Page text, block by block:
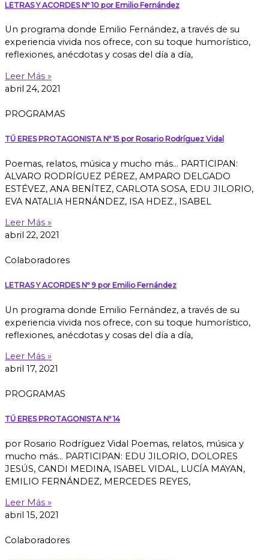
LETRAS Y ACORDES Nº 10 por Emilio Fernández
Un programa donde Emilio Fernández, a través de su
experiencia vivida nos ofrece, con su toque humorístico,
reflexiones, anécdotas y cosas del día a día,
Leer Más »
abril 24, 2021
PROGRAMAS
TÚ ERES PROTAGONISTA Nº 15 por Rosario Rodríguez Vidal
Poemas, relatos, música y mucho más… PARTICIPAN:
ALVARO RODRÍGUEZ PÉREZ, AMPARO DELGADO
ESTÉVEZ, ANA BENÍTEZ, CARLOTA SOSA, EDU JILORIO,
EVA NATALIA HERNÁNDEZ, ISA HDEZ., ISABEL
Leer Más »
abril 22, 2021
Colaboradores
LETRAS Y ACORDES Nº 9 por Emilio Fernández
Un programa donde Emilio Fernández, a través de su
experiencia vivida nos ofrece, con su toque humorístico,
reflexiones, anécdotas y cosas del día a día,
Leer Más »
abril 17, 2021
PROGRAMAS
TÚ ERES PROTAGONISTA Nº 14
por Rosario Rodríguez Vidal Poemas, relatos, música y
mucho más… PARTICIPAN: EDU JILORIO, DOLORES
JESÚS, CANDI MEDINA, ISABEL VIDAL, LUCÍA MAYAN,
EMILIO FERNÁNDEZ, MERCEDES REYES,
Leer Más »
abril 15, 2021
Colaboradores